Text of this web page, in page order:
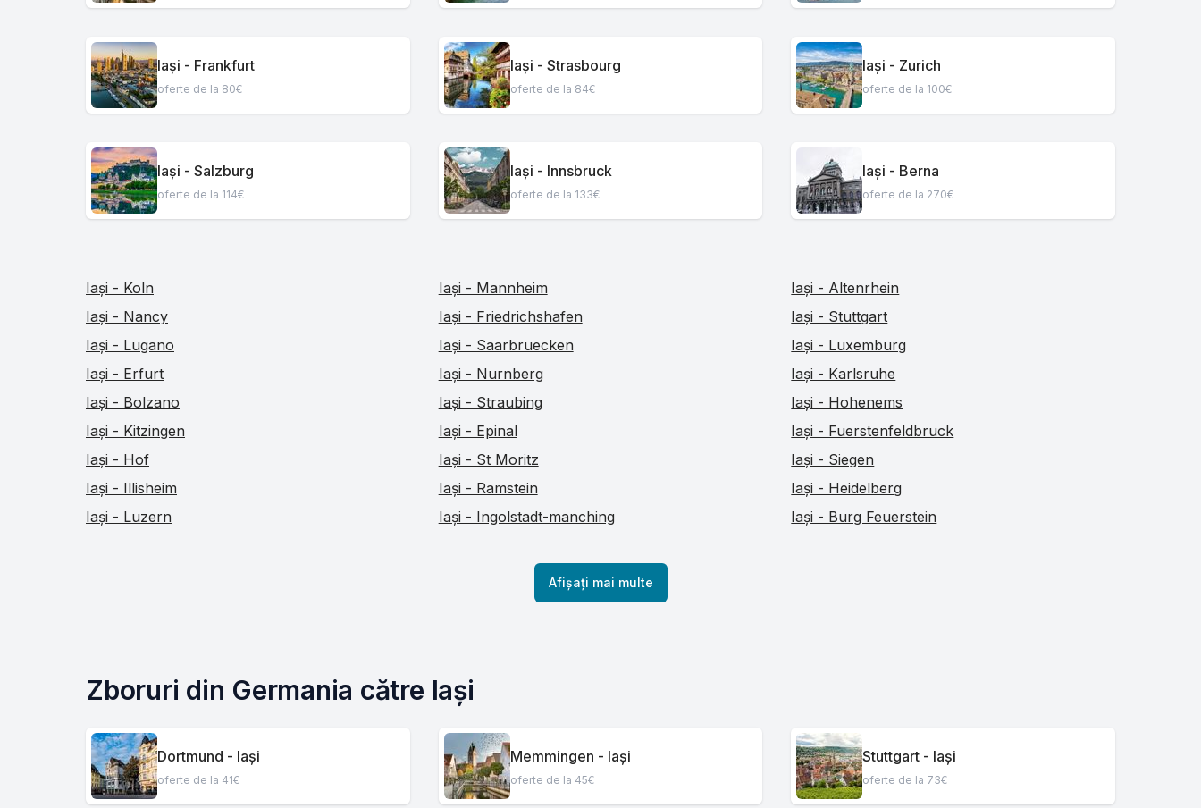
Iași - Frankfurt
oferte de la 80€
Iași - Strasbourg
oferte de la 84€
Iași - Zurich
oferte de la 100€
Iași - Salzburg
oferte de la 114€
Iași - Innsbruck
oferte de la 133€
Iași - Berna
oferte de la 270€
Iași - Koln Iași - Mannheim
Iași - Altenrhein
Iași - Nancy
Iași - Friedrichshafen
Iași - Stuttgart
Iași - Lugano
Iași - Saarbruecken
Iași - Luxemburg
Iași - Erfurt
Iași - Nurnberg
Iași - Karlsruhe
Iași - Bolzano
Iași - Straubing
Iași - Hohenems
Iași - Kitzingen
Iași - Epinal
Iași - Fuerstenfeldbruck
Iași - Hof
Iași - St Moritz
Iași - Siegen
Iași - Illisheim
Iași - Ramstein
Iași - Heidelberg
Iași - Luzern
Iași - Ingolstadt-manching Iași - Burg Feuerstein
Afișați mai multe
Zboruri din Germania către Iași
Dortmund - Iași
oferte de la 41€
Memmingen - Iași
oferte de la 45€
Stuttgart - Iași
oferte de la 73€